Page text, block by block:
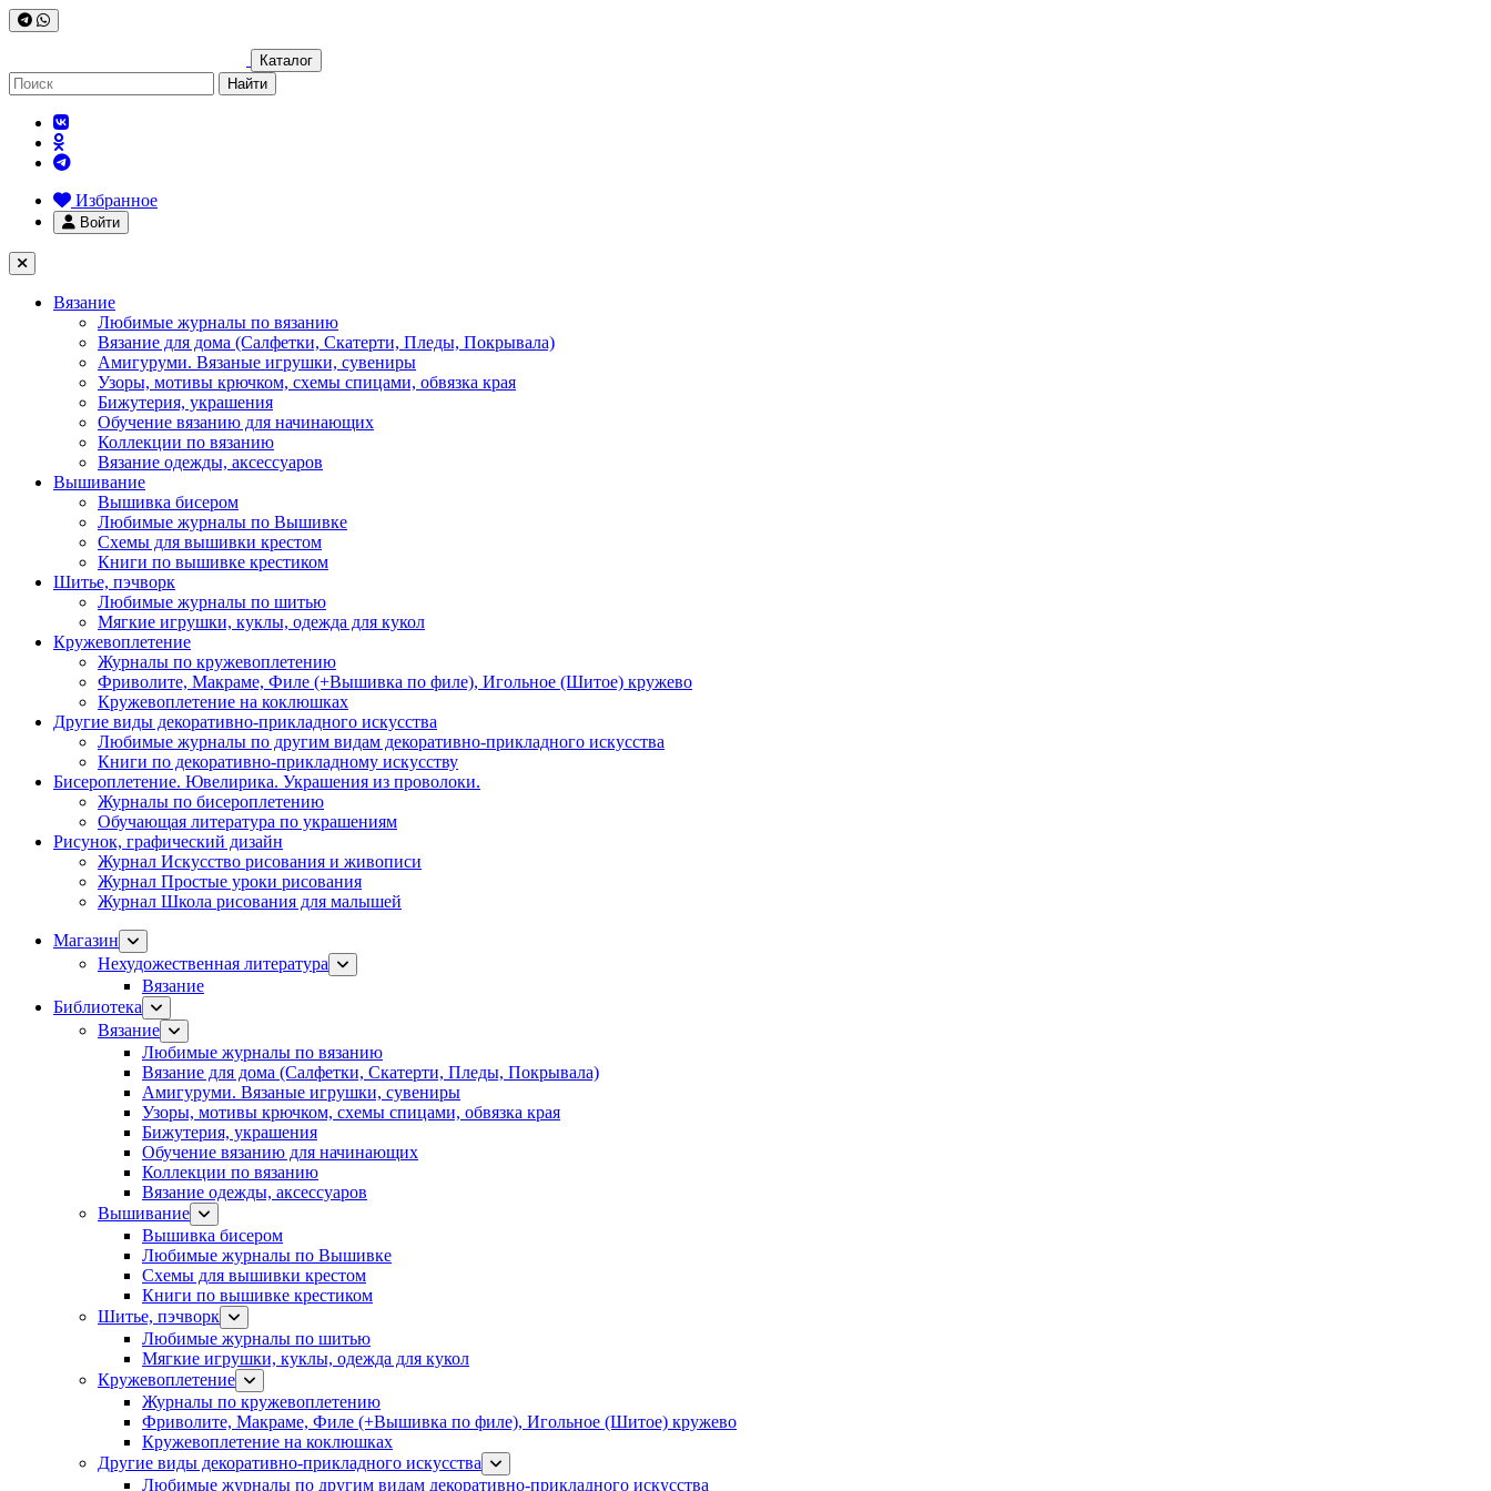
Каталог
Найти
Избранное
Войти
Вязание
Любимые журналы по вязанию
Вязание для дома (Салфетки, Скатерти, Пледы, Покрывала)
Амигуруми. Вязаные игрушки, сувениры
Узоры, мотивы крючком, схемы спицами, обвязка края
Бижутерия, украшения
Обучение вязанию для начинающих
Коллекции по вязанию
Вязание одежды, аксессуаров
Вышивание
Вышивка бисером
Любимые журналы по Вышивке
Схемы для вышивки крестом
Книги по вышивке крестиком
Шитье, пэчворк
Любимые журналы по шитью
Мягкие игрушки, куклы, одежда для кукол
Кружевоплетение
Журналы по кружевоплетению
Фриволите, Макраме, Филе (+Вышивка по филе), Игольное (Шитое) кружево
Кружевоплетение на коклюшках
Другие виды декоративно-прикладного искусства
Любимые журналы по другим видам декоративно-прикладного искусства
Книги по декоративно-прикладному искусству
Бисероплетение. Ювелирика. Украшения из проволоки.
Журналы по бисероплетению
Обучающая литература по украшениям
Рисунок, графический дизайн
Журнал Искусство рисования и живописи
Журнал Простые уроки рисования
Журнал Школа рисования для малышей
Магазин
Нехудожественная литература
Вязание
Библиотека
Вязание
Любимые журналы по вязанию
Вязание для дома (Салфетки, Скатерти, Пледы, Покрывала)
Амигуруми. Вязаные игрушки, сувениры
Узоры, мотивы крючком, схемы спицами, обвязка края
Бижутерия, украшения
Обучение вязанию для начинающих
Коллекции по вязанию
Вязание одежды, аксессуаров
Вышивание
Вышивка бисером
Любимые журналы по Вышивке
Схемы для вышивки крестом
Книги по вышивке крестиком
Шитье, пэчворк
Любимые журналы по шитью
Мягкие игрушки, куклы, одежда для кукол
Кружевоплетение
Журналы по кружевоплетению
Фриволите, Макраме, Филе (+Вышивка по филе), Игольное (Шитое) кружево
Кружевоплетение на коклюшках
Другие виды декоративно-прикладного искусства
Любимые журналы по другим видам декоративно-прикладного искусства